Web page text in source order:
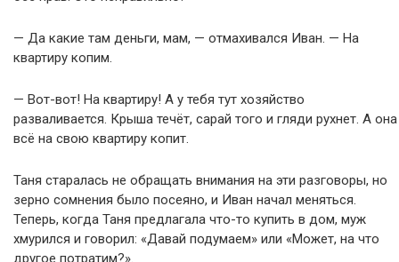
— Да какие там деньги, мам, — отмахивался Иван. — На
квартиру копим.
— Вот-вот! На квартиру! А у тебя тут хозяйство
разваливается. Крыша течёт, сарай того и гляди рухнет. А она
всё на свою квартиру копит.
Таня старалась не обращать внимания на эти разговоры, но
зерно сомнения было посеяно, и Иван начал меняться.
Теперь, когда Таня предлагала что-то купить в дом, муж
хмурился и говорил: «Давай подумаем» или «Может, на что
другое потратим?».